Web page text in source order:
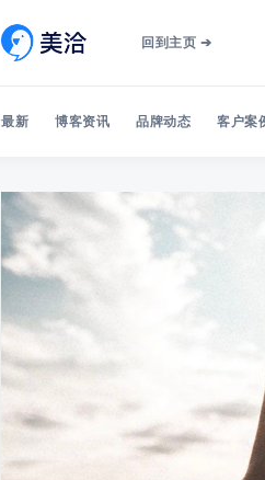
回到主页 ➔
最新 博客资讯 品牌动态 客户案